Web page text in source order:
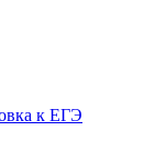
к ЕГЭ